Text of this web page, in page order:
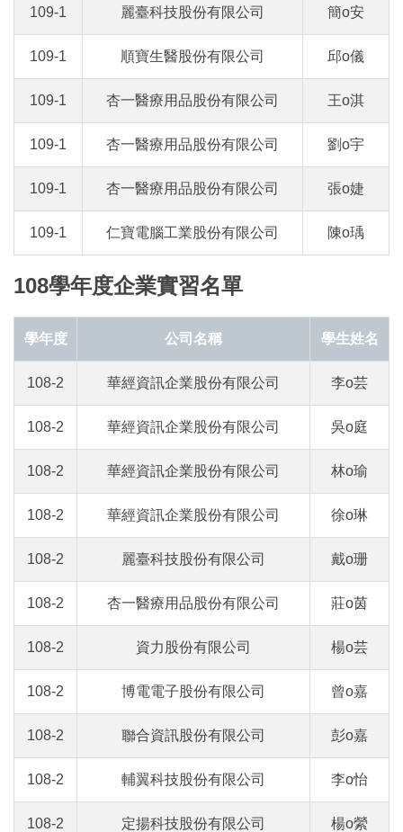
109-1 麗臺科技股份有限公司 簡o安
109-1 順寶生醫股份有限公司 邱o儀
109-1 杏一醫療用品股份有限公司 王o淇
109-1 杏一醫療用品股份有限公司 劉o宇
109-1 杏一醫療用品股份有限公司 張o婕
109-1 仁寶電腦工業股份有限公司 陳o瑀
108學年度企業實習名單
學年度 公司名稱 學生姓名
108-2 華經資訊企業股份有限公司 李o芸
108-2 華經資訊企業股份有限公司 吳o庭
108-2 華經資訊企業股份有限公司 林o瑜
108-2 華經資訊企業股份有限公司 徐o琳
108-2 麗臺科技股份有限公司 戴o珊
108-2 杏一醫療用品股份有限公司 莊o茵
108-2 資力股份有限公司 楊o芸
108-2 博電電子股份有限公司 曾o嘉
108-2 聯合資訊股份有限公司 彭o嘉
108-2 輔翼科技股份有限公司 李o怡
108-2 定揚科技股份有限公司 楊o縈